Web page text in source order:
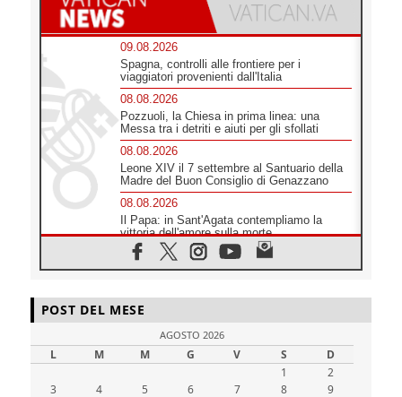
09.08.2026
Spagna, controlli alle frontiere per i
viaggiatori provenienti dall'Italia
08.08.2026
Pozzuoli, la Chiesa in prima linea: una
Messa tra i detriti e aiuti per gli sfollati
08.08.2026
Leone XIV il 7 settembre al Santuario della
Madre del Buon Consiglio di Genazzano
08.08.2026
Il Papa: in Sant'Agata contempliamo la
vittoria dell'amore sulla morte
08.08.2026
Hebdomada Papae: il Gr in latino dell'8
08.08.2026
Spin Time, Reina: Cristo non abita nei
palazzi del potere ma si identifica coi
senzatetto
SIGNIS 2026, la comunicazione al servizio
POST DEL MESE
AGOSTO 2026
L M M G V S
D
1
2
3
4 5 6 7 8 9